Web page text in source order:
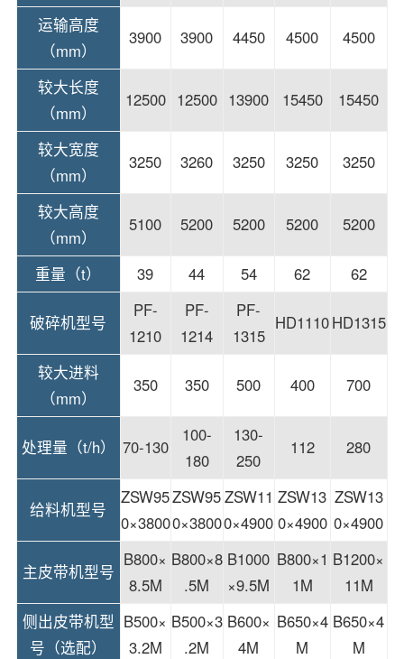
运输高度
（mm）
3900 3900 4450 4500 4500
较大长度
（mm）
12500 12500 13900 15450 15450
较大宽度
（mm）
3250 3260 3250 3250 3250
较大高度
（mm）
5100 5200 5200 5200 5200
重量（t） 39 44 54 62 62
破碎机型号
PF-
1210
PF-
1214
PF-
1315
HD1110HD1315
较大进料
（mm）
350 350 500 400 700
处理量（t/h） 70-130
100-
180
130-
250
112 280
给料机型号
ZSW95
0×3800
ZSW95
0×3800
ZSW11
0×4900
ZSW13
0×4900
ZSW13
0×4900
主皮带机型号
B800×
8.5M
B800×8
.5M
B1000
×9.5M
B800×1
1M
B1200×
11M
侧出皮带机型
号（选配）
B500×
3.2M
B500×3
.2M
B600×
4M
B650×4
M
B650×4
M